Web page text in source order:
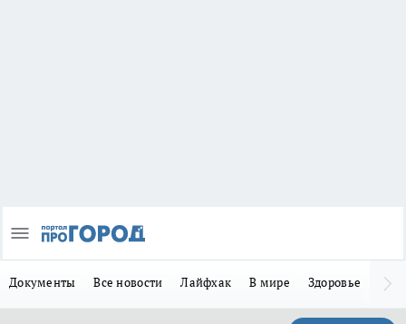
Документы Все новости Лайфхак В мире Здоровье